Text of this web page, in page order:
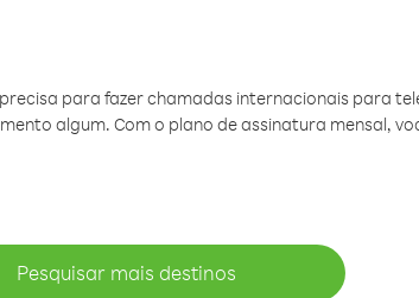
para fazer chamadas internacionais para
algum. Com o plano de assinatura mensal,
Pesquisar mais destinos